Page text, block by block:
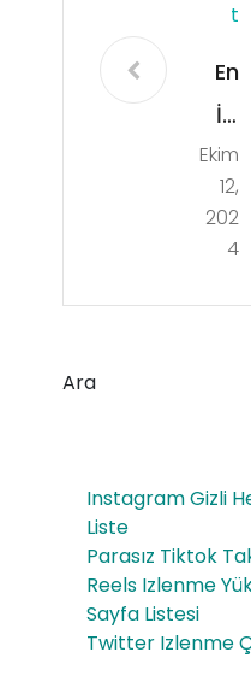
T
En
İyi
Fut
bol
Eğit
nler
in
Rol
ü
Ekim
12,
202
4
Ara
Instagram Gizli
Liste
Parasız Tiktok
Reels Izlenme
Sayfa Listesi
Twitter Izlenme